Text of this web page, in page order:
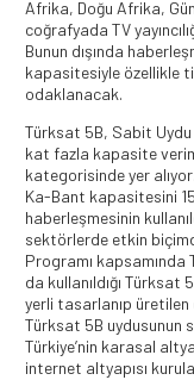
Afrika, Doğu Afrika,
coğrafyada TV
Bunun dışında
kapasitesiyle özellikle
odaklanacak.
Türksat 5B, Sabit Uydu
kat fazla kapasite
kategorisinde yer
Ka-Bant kapasitesini
haberleşmesinin
sektörlerde etkin
Programı kapsamında
da kullanıldığı
yerli tasarlanıp
Türksat 5B uydusunun
Türkiye’nin karasal
internet altyapısı